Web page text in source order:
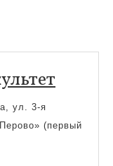
ул. 3-я
(первый